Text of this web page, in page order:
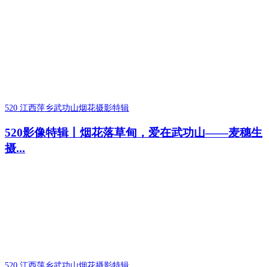
520 江西萍乡武功山烟花摄影特辑
520影像特辑丨烟花落草甸，爱在武功山——麦穗生
摄...